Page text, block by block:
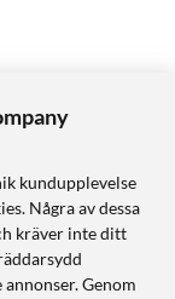
kundupplevelse
Några av dessa
kräver inte ditt
Genom